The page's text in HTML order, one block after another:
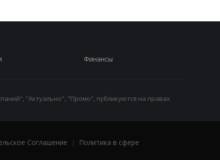
Финансы
"Актуально", "Промо", публикуются на правах
Соглашение |
Политика в сфере